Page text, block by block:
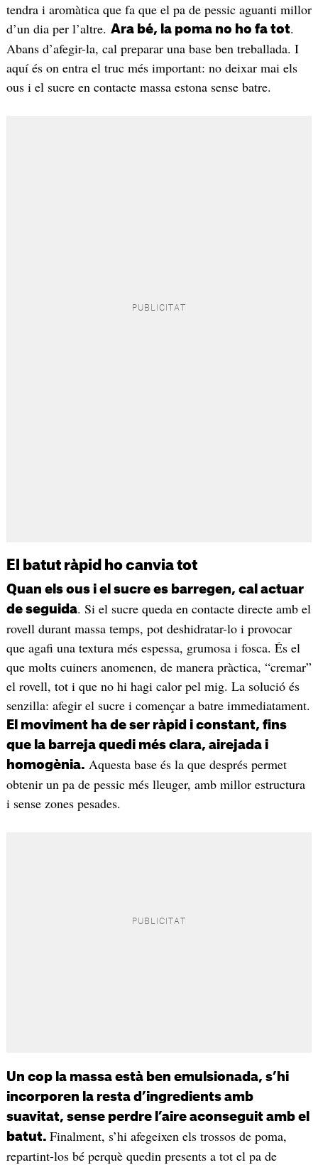
tendra i aromàtica que fa que el pa de pessic aguanti millor
d’un dia per l’altre. Ara bé, la poma no ho fa tot.
Abans d’afegir-la, cal preparar una base ben treballada. I
aquí és on entra el truc més important: no deixar mai els
ous i el sucre en contacte massa estona sense batre.
El batut ràpid ho canvia tot
Quan els ous i el sucre es barregen, cal actuar
de seguida. Si el sucre queda en contacte directe amb el
rovell durant massa temps, pot deshidratar-lo i provocar
que agafi una textura més espessa, grumosa i fosca. És el
que molts cuiners anomenen, de manera pràctica, “cremar”
el rovell, tot i que no hi hagi calor pel mig. La solució és
senzilla: afegir el sucre i començar a batre immediatament.
El moviment ha de ser ràpid i constant, fins
que la barreja quedi més clara, airejada i
homogènia. Aquesta base és la que després permet
obtenir un pa de pessic més lleuger, amb millor estructura
i sense zones pesades.
Un cop la massa està ben emulsionada, s’hi
incorporen la resta d’ingredients amb
suavitat, sense perdre l’aire aconseguit amb el
batut. Finalment, s’hi afegeixen els trossos de poma,
repartint-los bé perquè quedin presents a tot el pa de